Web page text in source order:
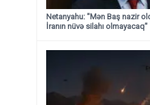
Netanyahu: "Mən Baş nazir
İranın nüvə silahı olmayacaq"